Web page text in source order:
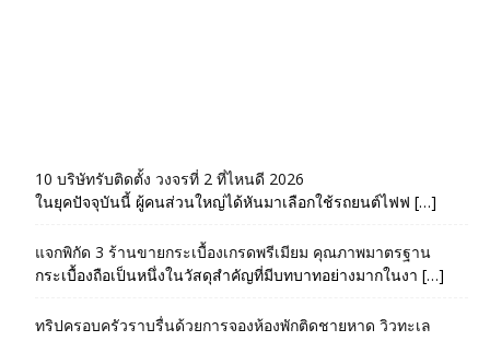
10 บริษัทรับติดตั้ง วงจรที่ 2 ที่ไหนดี 2026
ในยุคปัจจุบันนี้ ผู้คนส่วนใหญ่ได้หันมาเลือกใช้รถยนต์ไฟฟ […]
แจกพิกัด 3 ร้านขายกระเบื้องเกรดพรีเมียม คุณภาพมาตรฐาน
กระเบื้องถือเป็นหนึ่งในวัสดุสำคัญที่มีบทบาทอย่างมากในงา […]
ทริปครอบครัวราบรื่นด้วยการจองห้องพักติดชายหาด วิวทะเล